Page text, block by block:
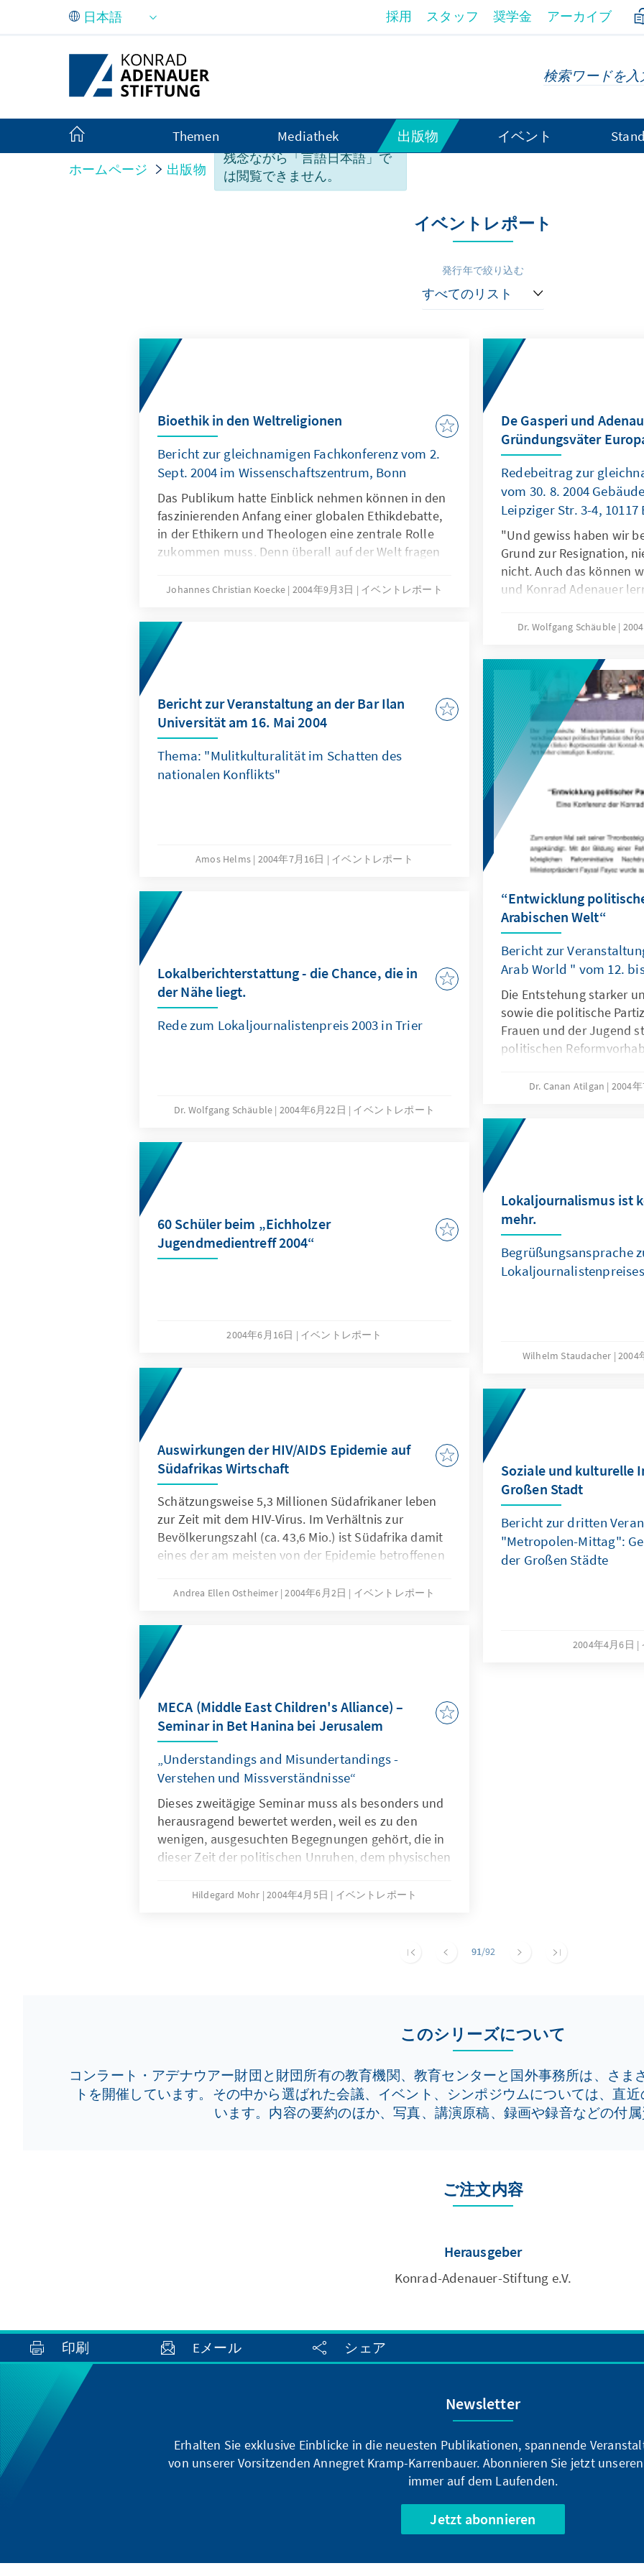
メインコンテンツにスキップ
このページのコンテンツは、
残念ながら「言語日本語」で
は閲覧できません。
採用 スタッフ 奨学金 アーカイブ
Themen Mediathek 出版物 イベント
ホームページ 出版物 イベントへの寄稿
イベントレポート
発行年で絞り込む
Bioethik in den Weltreligionen
Bericht zur gleichnamigen Fachkonferenz vom 2.
Sept. 2004 im Wissenschaftszentrum, Bonn
Das Publikum hatte Einblick nehmen können in den
faszinierenden Anfang einer globalen Ethikdebatte,
in der Ethikern und Theologen eine zentrale Rolle
zukommen muss. Denn überall auf der Welt fragen
überschritten werden darf und überall drängt es
Johannes Christian Koecke 2004年9月3日 イベントレポート
De Gasperi und
Gründungsväter
Redebeitrag zur
vom 30. 8. 2004
Leipziger Str. 3-4, 10117
"Und gewiss haben wir
Grund zur Resignation,
nicht. Auch das können
und Konrad Adenauer
Auftrag."
Dr. Wolfgang Schäuble
Bericht zur Veranstaltung an der Bar Ilan
Universität am 16. Mai 2004
Thema: "Mulitkulturalität im Schatten des
nationalen Konflikts"
Amos Helms 2004年7月16日 イベントレポート
“Entwicklung
Arabischen Welt“
Bericht zur
Arab World " vom 12.
Die Entstehung starker
sowie die politische
Frauen und der Jugend
politischen
Dr. Canan Atilgan 2004
Lokalberichterstattung - die Chance, die in
der Nähe liegt.
Rede zum Lokaljournalistenpreis 2003 in Trier
Dr. Wolfgang Schäuble 2004年6月22日 イベントレポート
Lokaljournalismus ist
mehr.
Begrüßungsansprache
Wilhelm Staudacher 2004
60 Schüler beim „Eichholzer
Jugendmedientreff 2004“
2004年6月16日 イベントレポート
Auswirkungen der HIV/AIDS Epidemie auf
Südafrikas Wirtschaft
Schätzungsweise 5,3 Millionen Südafrikaner leben
zur Zeit mit dem HIV-Virus. Im Verhältnis zur
Bevölkerungszahl (ca. 43,6 Mio.) ist Südafrika damit
eines der am meisten von der Epidemie betroffenen
die südafrikanische Wirtschaft gewinnt der Kampf
Wirtschaft als auch auf seiten der Regierung.
Andrea Ellen Ostheimer 2004年6月2日 イベントレポート
Soziale und kulturelle
Großen Stadt
Bericht zur dritten
"Metropolen-Mittag":
der Großen Städte
2004年4月6日
MECA (Middle East Children's Alliance) –
Seminar in Bet Hanina bei Jerusalem
„Understandings and Misundertandings -
Verstehen und Missverständnisse“
Dieses zweitägige Seminar muss als besonders und
herausragend bewertet werden, weil es zu den
wenigen, ausgesuchten Begegnungen gehört, die in
dieser Zeit der politischen Unruhen, dem physischen
Unmöglichkeiten der Begegnung zwischen
26.03.04 in Ramallah und am 30.03.04 in Tel Aviv.
Hildegard Mohr 2004年4月5日 イベントレポート
91/92
このシリーズについて
コンラート・アデナウアー財団と財団所有の教育機関、教育センターと国外事務所は、さ
トを開催しています。その中から選ばれた会議、イベント、シンポジウムについては、直
います。内容の要約のほか、写真、講演原稿、録画や録音などの付属
ご注文内容
Herausgeber
Konrad-Adenauer-Stiftung e.V.
印刷 Eメール シェア
Newsletter
Erhalten Sie exklusive Einblicke in die neuesten Publikationen, spannende
von unserer Vorsitzenden Annegret Kramp-Karrenbauer. Abonnieren Sie jetzt
immer auf dem Laufenden.
Jetzt abonnieren